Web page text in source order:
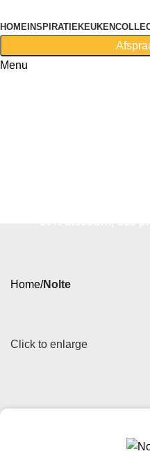
HOME INSPIRATIE
Menu
Home Nolte
Click to enlarge